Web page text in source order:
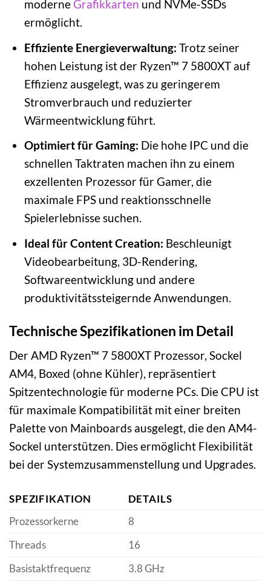
moderne Grafikkarten und NVMe-SSDs
ermöglicht.
Effiziente Energieverwaltung: Trotz seiner
hohen Leistung ist der Ryzen™ 7 5800XT auf
Effizienz ausgelegt, was zu geringerem
Stromverbrauch und reduzierter
Wärmeentwicklung führt.
Optimiert für Gaming: Die hohe IPC und die
schnellen Taktraten machen ihn zu einem
exzellenten Prozessor für Gamer, die
maximale FPS und reaktionsschnelle
Spielerlebnisse suchen.
Ideal für Content Creation: Beschleunigt
Videobearbeitung, 3D-Rendering,
Softwareentwicklung und andere
produktivitätssteigernde Anwendungen.
Technische Spezifikationen im Detail
Der AMD Ryzen™ 7 5800XT Prozessor, Sockel
AM4, Boxed (ohne Kühler), repräsentiert
Spitzentechnologie für moderne PCs. Die CPU ist
für maximale Kompatibilität mit einer breiten
Palette von Mainboards ausgelegt, die den AM4-
Sockel unterstützen. Dies ermöglicht Flexibilität
bei der Systemzusammenstellung und Upgrades.
SPEZIFIKATION
DETAILS
Prozessorkerne
8
Threads
16
Basistaktfrequenz
3.8 GHz